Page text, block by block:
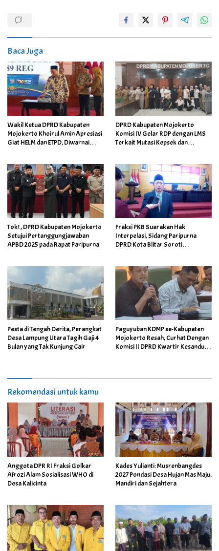
Baca Juga
Wakil Ketua DPRD Kabupaten
Mojokerto Khoirul Amin Apresiasi
Giat HELM dan ETPD, Diwarnai
DPRD Kabupaten Mojokerto
Komisi IV Gelar RDP dengan LMS
Terkait Mutasi Kepsek dan
Tok!., DPRD Kabupaten Mojokerto
Setujui Pertanggungjawaban
APBD 2025 pada Rapat Paripurna
Fraksi PKB Suarakan Hak
Interpelasi, Sidang Paripurna
DPRD Kota Blitar Soroti
Pesta di Tengah Derita, Perangkat
Desa Lampung Utara Tagih Gaji 4
Bulan yang Tak Kunjung Cair
Paguyuban KDMP se-Kabupaten
Mojokerto Resah, Curhat Dengan
Komisi II DPRD Kwartir Kesandung
Rekomendasi untuk kamu
Anggota DPR RI Fraksi Golkar
Afrozi Alam Sosialisasi WHO di
Desa Kalicinta
Kades Yulianti: Musrenbangdes
2027 Pondasi Desa Hujan Mas Maju,
Mandiri dan Sejahtera